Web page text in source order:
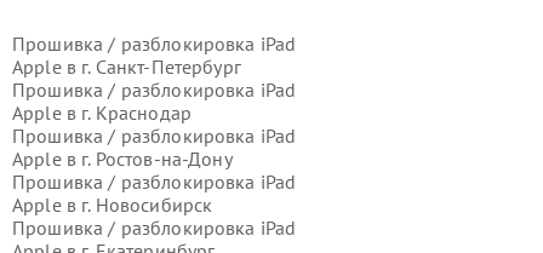
Прошивка / разблокировка iPad
Apple в г. Санкт-Петербург
Прошивка / разблокировка iPad
Apple в г. Краснодар
Прошивка / разблокировка iPad
Apple в г. Ростов-на-Дону
Прошивка / разблокировка iPad
Apple в г. Новосибирск
Прошивка / разблокировка iPad